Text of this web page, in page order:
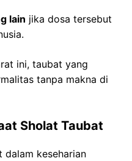
lain jika dosa tersebut
ini, taubat yang
tanpa makna di
Sholat Taubat
dalam keseharian